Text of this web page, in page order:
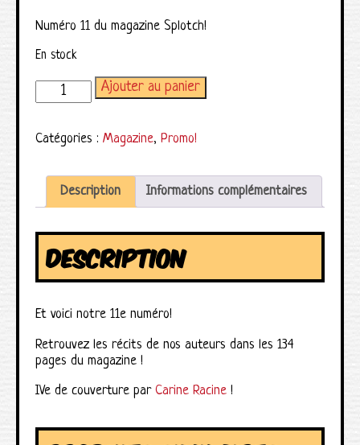
Numéro 11 du magazine Splotch!
En stock
quantité de Magazine Splotch! numéro 11
Ajouter au panier
Catégories : Magazine, Promo!
Description Informations complémentaires
DESCRIPTION
Et voici notre 11e numéro!
Retrouvez les récits de nos auteurs dans les 134
pages du magazine !
IVe de couverture par Carine Racine !